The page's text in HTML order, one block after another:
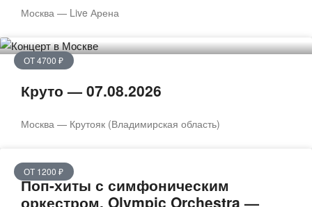
Москва — Live Арена
ОТ 4700 ₽
Круто — 07.08.2026
Москва — Крутояк (Владимирская область)
ОТ 1200 ₽
Поп-хиты с симфоническим
оркестром. Olympic Orchestra —